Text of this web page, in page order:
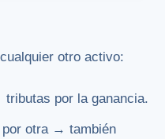
otro activo:
por la ganancia.
por otra → también